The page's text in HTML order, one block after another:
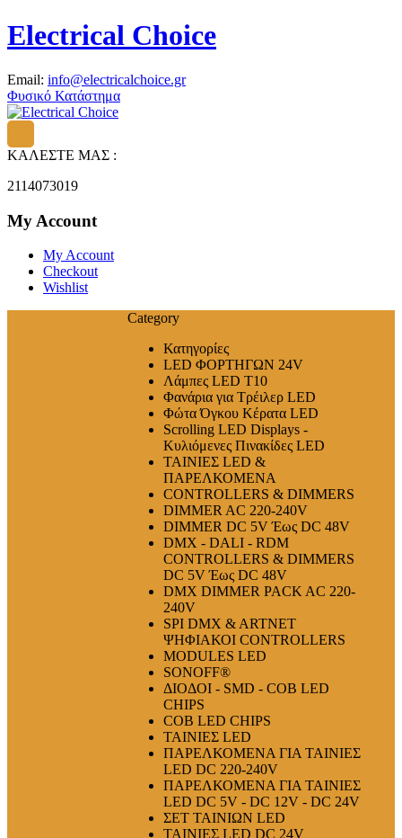
Electrical Choice
Email: info@electricalchoice.gr
Φυσικό Κατάστημα
ΚΑΛΕΣΤΕ ΜΑΣ :
2114073019
My Account
My Account
Checkout
Wishlist
Category
Κατηγορίες
LED ΦΟΡΤΗΓΩΝ 24V
Λάμπες LED T10
Φανάρια για Τρέιλερ LED
Φώτα Όγκου Κέρατα LED
Scrolling LED Displays -
Κυλιόμενες Πινακίδες LED
ΤΑΙΝΙΕΣ LED &
ΠΑΡΕΛΚΟΜΕΝΑ
CONTROLLERS & DIMMERS
DIMMER AC 220-240V
DIMMER DC 5V Έως DC 48V
DMX - DALI - RDM
CONTROLLERS & DIMMERS
DC 5V Έως DC 48V
DMX DIMMER PACK AC 220-
240V
SPI DMX & ARTNET
ΨΗΦΙΑΚΟΙ CONTROLLERS
MODULES LED
SONOFF®
ΔΙΟΔΟΙ - SMD - COB LED
CHIPS
COB LED CHIPS
ΤΑΙΝΙΕΣ LED
ΠΑΡΕΛΚΟΜΕΝΑ ΓΙΑ ΤΑΙΝΙΕΣ
LED DC 220-240V
ΠΑΡΕΛΚΟΜΕΝΑ ΓΙΑ ΤΑΙΝΙΕΣ
LED DC 5V - DC 12V - DC 24V
ΣΕΤ ΤΑΙΝΙΩΝ LED
ΤΑΙΝΙΕΣ LED DC 24V